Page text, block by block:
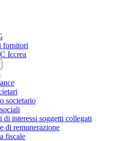
fornitori
Iccrea
societario
di interessi soggetti collegati
di remunerazione
fiscale